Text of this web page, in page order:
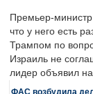
Премьер-
что у него есть
Трампом по
Израиль не
лидер объявил
ФАС возбудила